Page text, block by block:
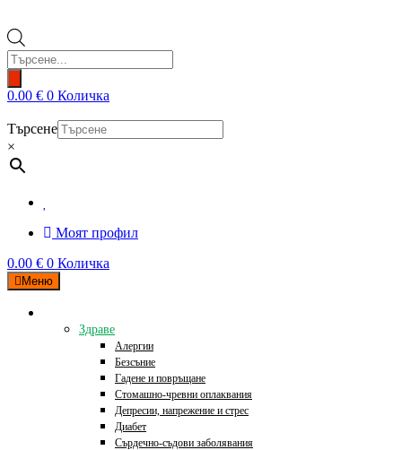
Products
search
0.00 € 0 Количка
Търсене
×
Моят профил
0.00 € 0 Количка
Меню
Здраве
Алергии
Безсъние
Гадене и повръщане
Стомашно-чревни оплаквания
Депресии, напрежение и стрес
Диабет
Сърдечно-съдови заболявания